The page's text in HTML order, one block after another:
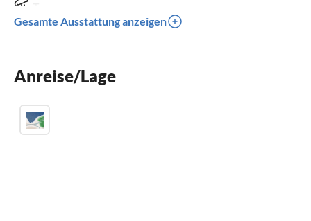
Spülmaschine
Parkplatz
Gesamte Ausstattung anzeigen
Anreise/Lage